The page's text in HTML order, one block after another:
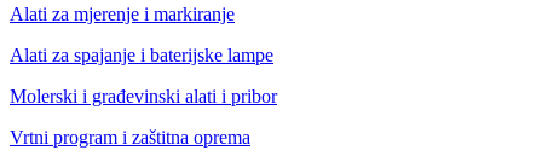
Alati za mjerenje i markiranje
Alati za spajanje i baterijske lampe
Molerski i građevinski alati i pribor
Vrtni program i zaštitna oprema